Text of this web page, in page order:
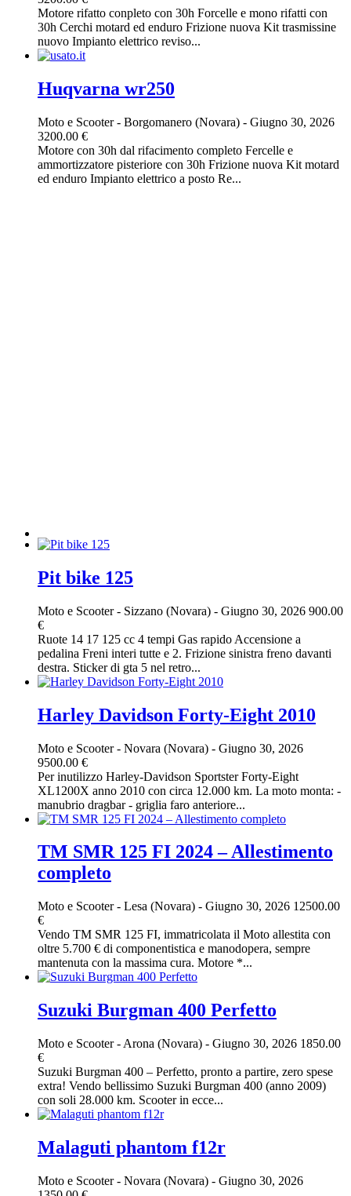
Motore rifatto conpleto con 30h Forcelle e mono rifatti con
30h Cerchi motard ed enduro Frizione nuova Kit trasmissine
nuovo Impianto elettrico reviso...
Huqvarna wr250
Moto e Scooter- Borgomanero (Novara) - Giugno 30, 2026
3200.00 €
Motore con 30h dal rifacimento completo Fercelle e
ammortizzatore pisteriore con 30h Frizione nuova Kit motard
ed enduro Impianto elettrico a posto Re...
Pit bike 125
Moto e Scooter- Sizzano (Novara) - Giugno 30, 2026 900.00
€
Ruote 14 17 125 cc 4 tempi Gas rapido Accensione a
pedalina Freni interi tutte e 2. Frizione sinistra freno davanti
destra. Sticker di gta 5 nel retro...
Harley Davidson Forty-Eight 2010
Moto e Scooter- Novara (Novara) - Giugno 30, 2026
9500.00 €
Per inutilizzo Harley-Davidson Sportster Forty-Eight
XL1200X anno 2010 con circa 12.000 km. La moto monta: -
manubrio dragbar - griglia faro anteriore...
TM SMR 125 FI 2024 – Allestimento
completo
Moto e Scooter- Lesa (Novara) - Giugno 30, 2026 12500.00
€
Vendo TM SMR 125 FI, immatricolata il Moto allestita con
oltre 5.700 € di componentistica e manodopera, sempre
mantenuta con la massima cura. Motore *...
Suzuki Burgman 400 Perfetto
Moto e Scooter- Arona (Novara) - Giugno 30, 2026 1850.00
€
Suzuki Burgman 400 – Perfetto, pronto a partire, zero spese
extra! Vendo bellissimo Suzuki Burgman 400 (anno 2009)
con soli 28.000 km. Scooter in ecce...
Malaguti phantom f12r
Moto e Scooter- Novara (Novara) - Giugno 30, 2026